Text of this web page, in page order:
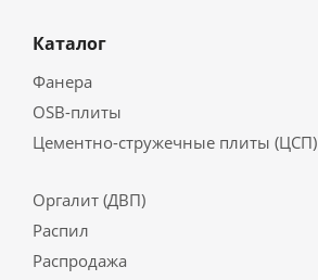
Каталог
Фанера
OSB-плиты
Цементно-стружечные плиты (ЦСП)
Оргалит (ДВП)
Распил
Распродажа